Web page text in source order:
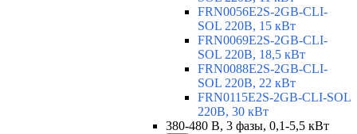
FRN0056E2S-2GB-CLI-
SOL 220В, 15 кВт
FRN0069E2S-2GB-CLI-
SOL 220В, 18,5 кВт
FRN0088E2S-2GB-CLI-
SOL 220В, 22 кВт
FRN0115E2S-2GB-CLI-SOL
220В, 30 кВт
380-480 В, 3 фазы, 0,1-5,5 кВт